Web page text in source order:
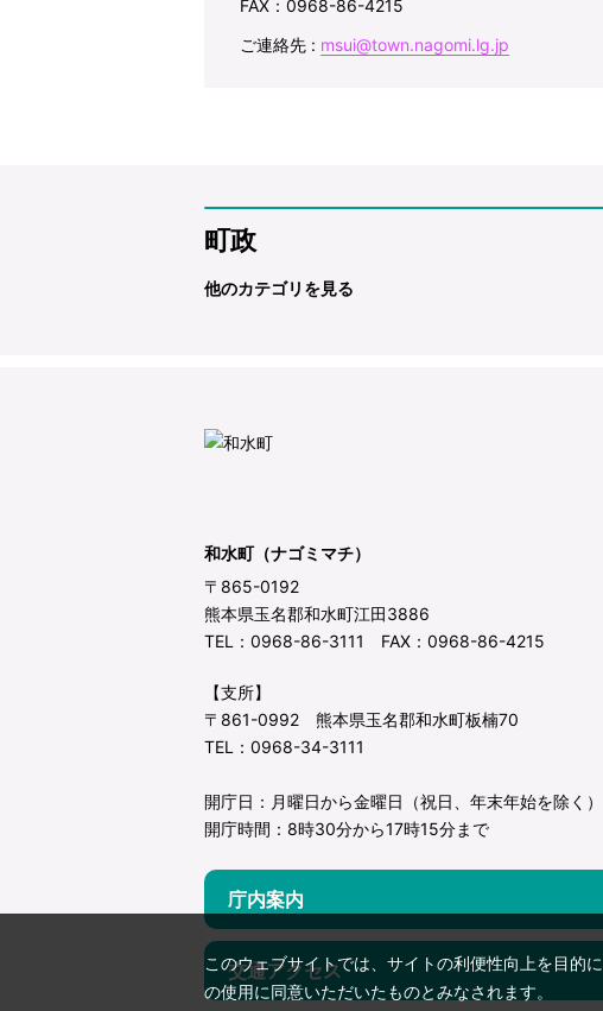
FAX：0968-86-4215
ご連絡先 : msui@town.nagomi.lg.jp
町政
他のカテゴリを見る
和水町（ナゴミマチ）
〒865-0192
熊本県玉名郡和水町江田3886
TEL：0968-86-3111 FAX：0968-86-4215
【支所】
〒861-0992 熊本県玉名郡和水町板楠70
TEL：0968-34-3111
開庁日：月曜日から金曜日（祝日、年末年始を除く）
開庁時間：8時30分から17時15分まで
庁内案内
交通アクセス
このウェブサイトでは、サイトの利便性向上を目的
の使用に同意いただいたものとみなされます。